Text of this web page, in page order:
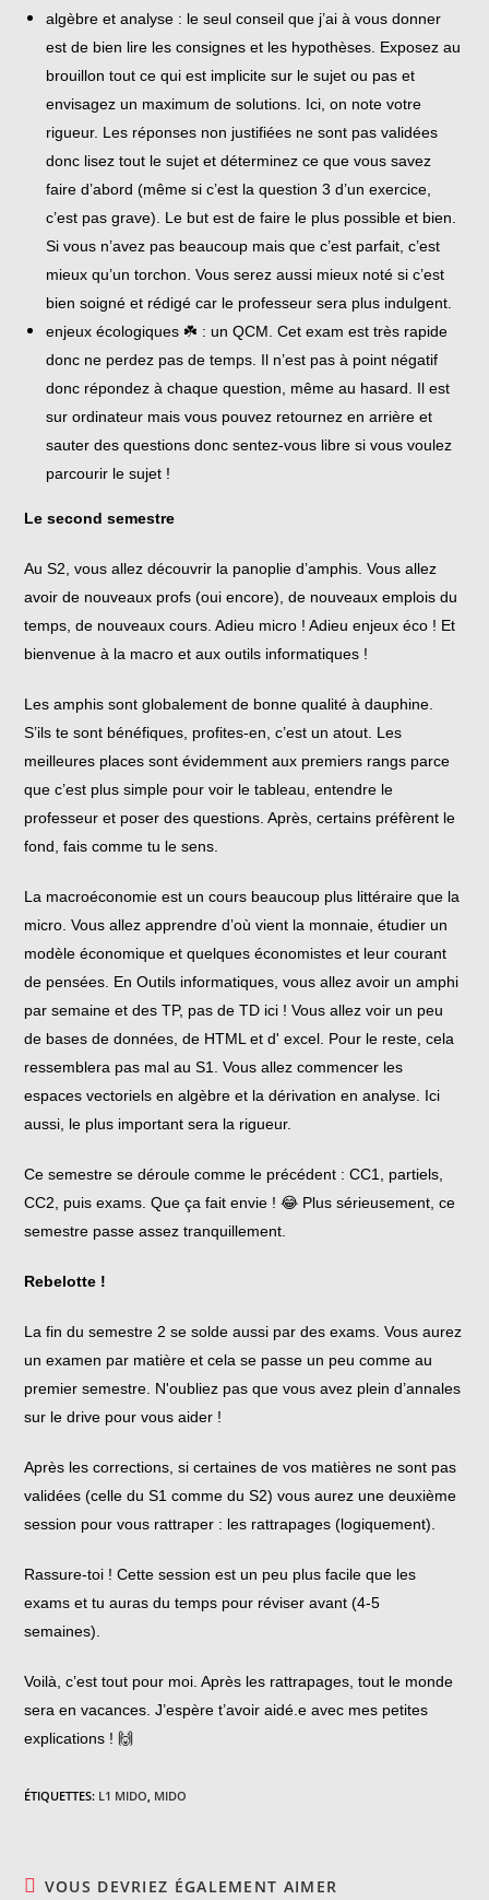
algèbre et analyse : le seul conseil que j’ai à vous donner
est de bien lire les consignes et les hypothèses. Exposez au
brouillon tout ce qui est implicite sur le sujet ou pas et
envisagez un maximum de solutions. Ici, on note votre
rigueur. Les réponses non justifiées ne sont pas validées
donc lisez tout le sujet et déterminez ce que vous savez
faire d’abord (même si c’est la question 3 d’un exercice,
c’est pas grave). Le but est de faire le plus possible et bien.
Si vous n’avez pas beaucoup mais que c’est parfait, c’est
mieux qu’un torchon. Vous serez aussi mieux noté si c’est
bien soigné et rédigé car le professeur sera plus indulgent.
enjeux écologiques ☘️ : un QCM. Cet exam est très rapide
donc ne perdez pas de temps. Il n’est pas à point négatif
donc répondez à chaque question, même au hasard. Il est
sur ordinateur mais vous pouvez retournez en arrière et
sauter des questions donc sentez-vous libre si vous voulez
parcourir le sujet !
Le second semestre
Au S2, vous allez découvrir la panoplie d’amphis. Vous allez
avoir de nouveaux profs (oui encore), de nouveaux emplois du
temps, de nouveaux cours. Adieu micro ! Adieu enjeux éco ! Et
bienvenue à la macro et aux outils informatiques !
Les amphis sont globalement de bonne qualité à dauphine.
S’ils te sont bénéfiques, profites-en, c’est un atout. Les
meilleures places sont évidemment aux premiers rangs parce
que c’est plus simple pour voir le tableau, entendre le
professeur et poser des questions. Après, certains préfèrent le
fond, fais comme tu le sens.
La macroéconomie est un cours beaucoup plus littéraire que la
micro. Vous allez apprendre d’où vient la monnaie, étudier un
modèle économique et quelques économistes et leur courant
de pensées. En Outils informatiques, vous allez avoir un amphi
par semaine et des TP, pas de TD ici ! Vous allez voir un peu
de bases de données, de HTML et d' excel. Pour le reste, cela
ressemblera pas mal au S1. Vous allez commencer les
espaces vectoriels en algèbre et la dérivation en analyse. Ici
aussi, le plus important sera la rigueur.
Ce semestre se déroule comme le précédent : CC1, partiels,
CC2, puis exams. Que ça fait envie ! 😂 Plus sérieusement, ce
semestre passe assez tranquillement.
Rebelotte !
La fin du semestre 2 se solde aussi par des exams. Vous aurez
un examen par matière et cela se passe un peu comme au
premier semestre. N'oubliez pas que vous avez plein d’annales
sur le drive pour vous aider !
Après les corrections, si certaines de vos matières ne sont pas
validées (celle du S1 comme du S2) vous aurez une deuxième
session pour vous rattraper : les rattrapages (logiquement).
Rassure-toi ! Cette session est un peu plus facile que les
exams et tu auras du temps pour réviser avant (4-5
semaines).
Voilà, c’est tout pour moi. Après les rattrapages, tout le monde
sera en vacances. J’espère t’avoir aidé.e avec mes petites
explications ! 🙌
ÉTIQUETTES: L1 MIDO, MIDO
VOUS DEVRIEZ ÉGALEMENT AIMER